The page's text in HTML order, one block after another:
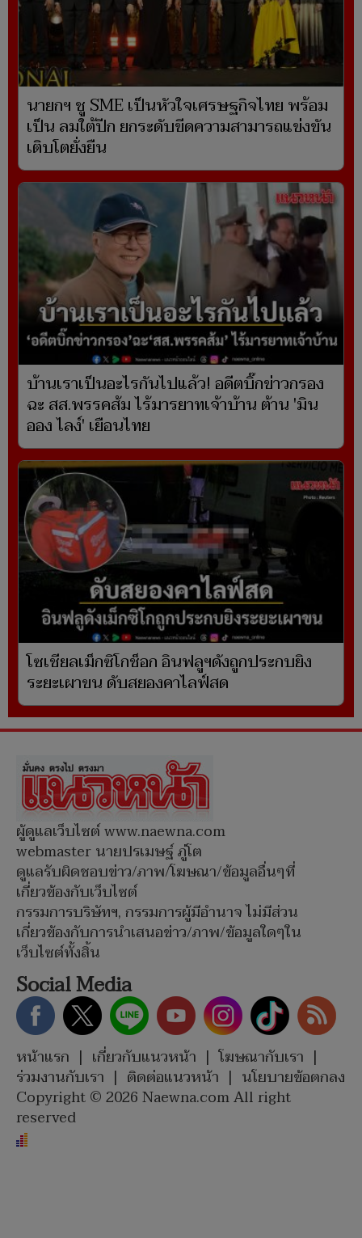
นายกฯ ชู SME เป็นหัวใจเศรษฐกิจไทย พร้อม
เป็น ลมใต้ปีก ยกระดับขีดความสามารถแข่งขัน
เติบโตยั่งยืน
บ้านเราเป็นอะไรกันไปแล้ว! อดีตบิ๊กข่าวกรอง
ฉะ สส.พรรคส้ม ไร้มารยาทเจ้าบ้าน ต้าน 'มิน
ออง ไลง์' เยือนไทย
โซเชียลเม็กซิโกช็อก อินฟลูฯดังถูกประกบยิง
ระยะเผาขน ดับสยองคาไลฟ์สด
ผู้ดูแลเว็บไซต์ www.naewna.com
webmaster นายปรเมษฐ์ ภู่โต
ดูแลรับผิดชอบข่าว/ภาพ/โฆษณา/ข้อมูลอื่นๆที่
เกี่ยวข้องกับเว็บไซต์
กรรมการบริษัทฯ, กรรมการผู้มีอำนาจ ไม่มีส่วน
เกี่ยวข้องกับการนำเสนอข่าว/ภาพ/ข้อมูลใดๆใน
เว็บไซต์ทั้งสิ้น
Social Media
หน้าแรก | เกี่ยวกับแนวหน้า | โฆษณากับเรา |
ร่วมงานกับเรา | ติดต่อแนวหน้า | นโยบายข้อตกลง
Copyright © 2026 Naewna.com All right
reserved